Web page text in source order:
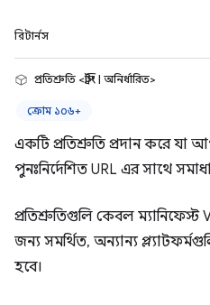
রিটার্নস
প্রতিশ্রুতি <স্ট্রিং | অনির্ধারিত>
ক্রোম ১০৬+
একটি প্রতিশ্রুতি প্রদান করে যা
পুনঃনির্দেশিত URL এর সাথে
প্রতিশ্রুতিগুলি কেবল ম্যানিফেস্ট
জন্য সমর্থিত, অন্যান্য
হবে।